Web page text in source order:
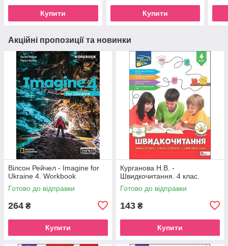
Купити Купити
Акційні пропозиції та новинки
Вілсон Рейчел - Imagine for
Ukraine 4. Workbook
Готово до відправки
264 ₴
Купити
Курганова Н.В. -
Швидкочитання. 4 клас.
Готово до відправки
143 ₴
Купити